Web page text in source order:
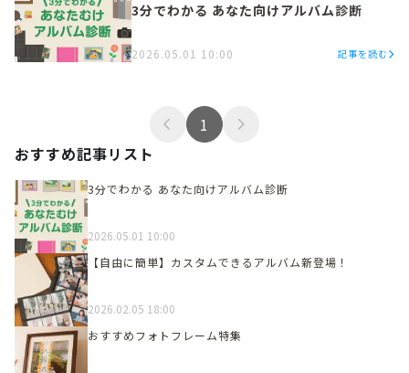
3分でわかる あなた向けアルバム診断
2026.05.01 10:00 記事を読む
1
おすすめ記事リスト
3分でわかる あなた向けアルバム診断
2026.05.01 10:00
【自由に簡単】カスタムできるアルバム新登場！
2026.02.05 18:00
おすすめフォトフレーム特集